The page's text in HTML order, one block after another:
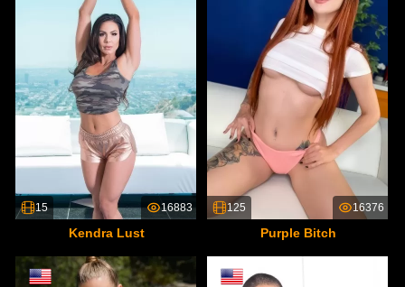
15 16883
Kendra Lust
125 16376
Purple Bitch